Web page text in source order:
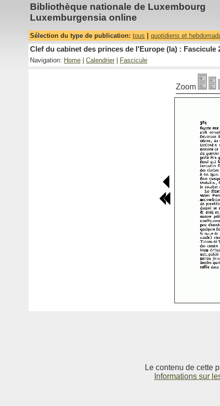
Bibliothèque nationale de Luxembourg
Luxemburgensia online
Sélection du type de publication: tous quotidiens et
Clef du cabinet des princes de l'Europe (la) : Fascicule
Navigation: Home Calendrier Fascicule
Zoom
Le contenu de cette
Informations sur